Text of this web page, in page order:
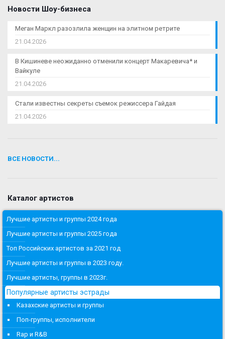
Новости Шоу-бизнеса
Меган Маркл разозлила женщин на элитном ретрите
21.04.2026
В Кишиневе неожиданно отменили концерт Макаревича* и
Вайкуле
21.04.2026
Стали известны секреты съемок режиссера Гайдая
21.04.2026
ВСЕ НОВОСТИ...
Каталог артистов
Лучшие артисты и группы 2024 года
Лучшие артисты и группы 2025 года
Топ Российских артистов за 2021 год
Лучшие артисты и группы в 2023 году.
Лучшие артисты, группы в 2023г.
Популярные артисты эстрады
Казахские артисты и группы
Поп-группы, исполнители
Rap и R&B